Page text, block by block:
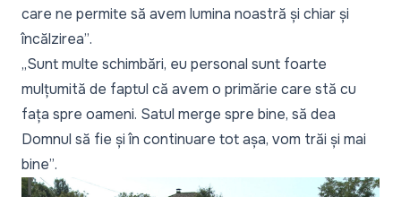
care ne permite să avem lumina noastră și chiar și
încălzirea”.
„Sunt multe schimbări, eu personal sunt foarte
mulțumită de faptul că avem o primărie care stă cu
fața spre oameni. Satul merge spre bine, să dea
Domnul să fie și în continuare tot așa, vom trăi și mai
bine”.